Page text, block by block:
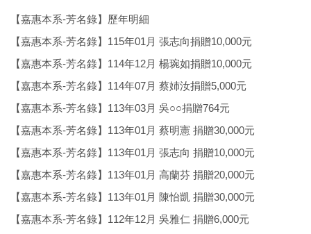
【嘉惠本系-芳名錄】歷年明細
【嘉惠本系-芳名錄】115年01月 張志向捐贈10,000元
【嘉惠本系-芳名錄】114年12月 楊琬如捐贈10,000元
【嘉惠本系-芳名錄】114年07月 蔡姉汝捐贈5,000元
【嘉惠本系-芳名錄】113年03月 吳○○捐贈764元
【嘉惠本系-芳名錄】113年01月 蔡明憲 捐贈30,000元
【嘉惠本系-芳名錄】113年01月 張志向 捐贈10,000元
【嘉惠本系-芳名錄】113年01月 高蘭芬 捐贈20,000元
【嘉惠本系-芳名錄】113年01月 陳怡凱 捐贈30,000元
【嘉惠本系-芳名錄】112年12月 吳雅仁 捐贈6,000元